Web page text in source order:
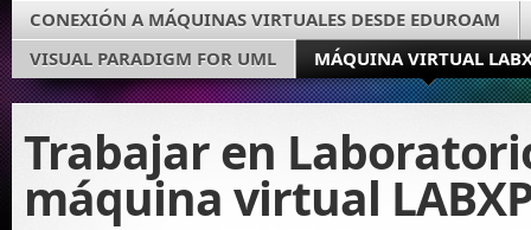
CONEXIÓN A MÁQUINAS VIRTUALES DESDE EDUROAM
VISUAL PARADIGM FOR UML
MÁQUINA VIRTUAL
Trabajar en
máquina virtual